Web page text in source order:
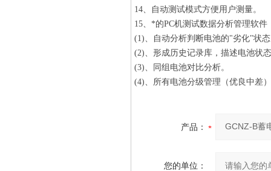
14、自动测试模式方便用户测量。
15、*的PC机测试数据分析管理软件
(1)、自动分析判断电池的"劣化"状
(2)、形成历史记录库，描述电池状
(3)、同组电池对比分析。
(4)、所有电池分级管理（优良中差）
产品：
您的单位：